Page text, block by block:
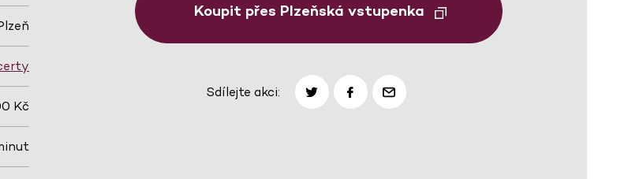
Kč
Koupit přes Plzeňská vstupenka
Sdílejte akci: